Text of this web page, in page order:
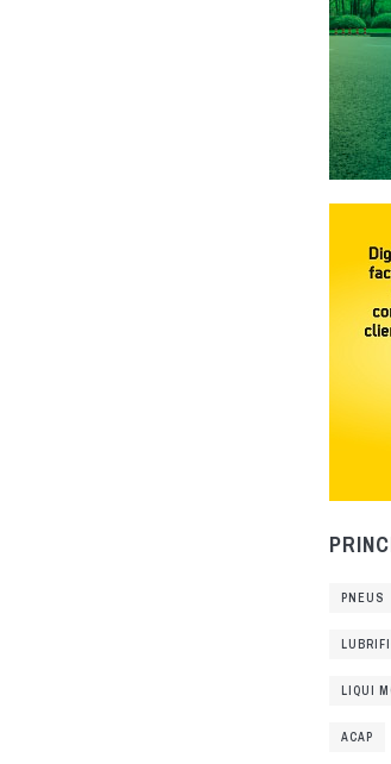
PNEUS
LIQUI
ACAP